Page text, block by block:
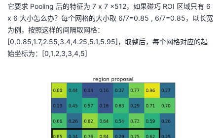
它要求 Pooling 后的特征为 7 x 7 x512，如果碰巧 ROI 区域只有 6
x 6 大小怎么办？每个网格的大小取 6/7=0.85 , 6/7=0.85，以长宽
为例，按照这样的间隔取网格：
[0,0.85,1.7,2.55,3.4,4.25,5.1,5.95]，取整后，每个网格对应的起
始坐标为：[0,1,2,3,3,4,5]